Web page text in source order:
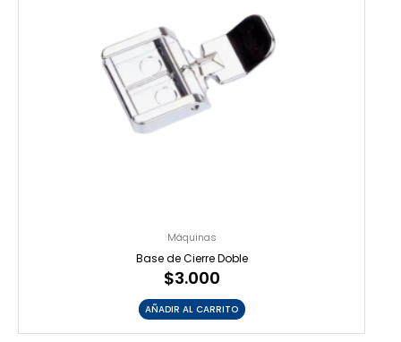
Máquinas
Base de Cierre Doble
$3.000
AÑADIR AL CARRITO